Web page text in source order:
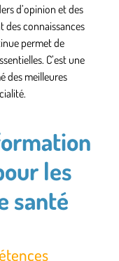
d’opinion et des
connaissances
permet de
C’est une
des meilleures
les
santé